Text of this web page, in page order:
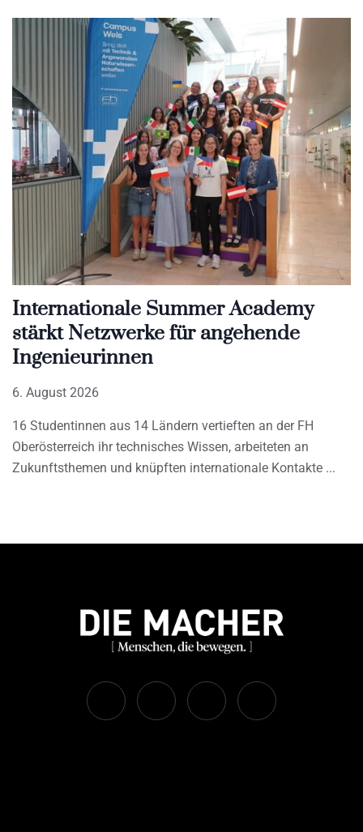
Internationale Summer Academy
stärkt Netzwerke für angehende
Ingenieurinnen
6. August 2026
16 Studentinnen aus 14 Ländern vertieften an der FH
Oberösterreich ihr technisches Wissen, arbeiteten an
Zukunftsthemen und knüpften internationale Kontakte